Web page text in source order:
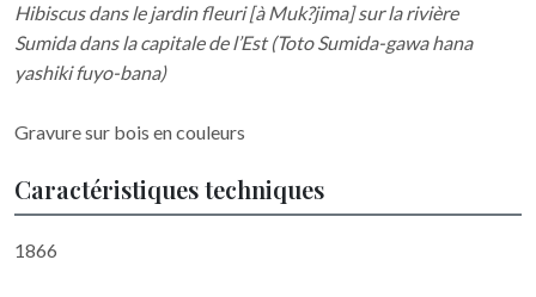
Hibiscus dans le jardin fleuri [à Muk?jima] sur la rivière
Sumida dans la capitale de l’Est (Toto Sumida-gawa hana
yashiki fuyo-bana)
Gravure sur bois en couleurs
Caractéristiques techniques
1866